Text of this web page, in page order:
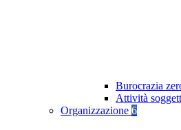
Burocrazia
Attività
Organizzazione 6